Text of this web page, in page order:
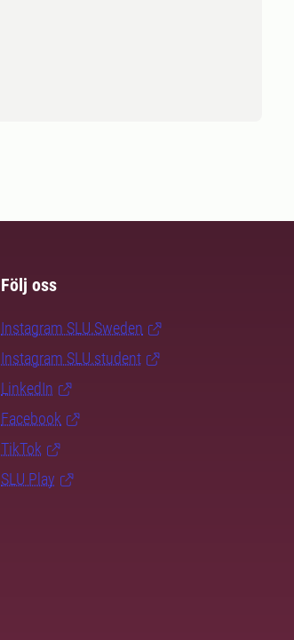
Följ oss
Instagram SLU.Sweden
Instagram SLU.student
LinkedIn
Facebook
TikTok
SLU Play